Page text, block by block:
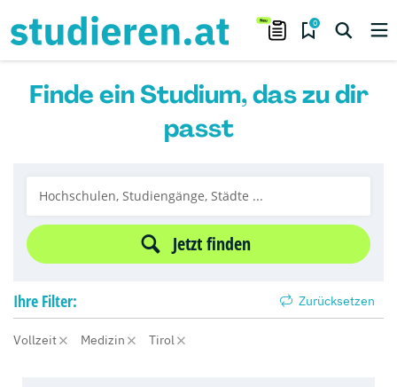
0
Finde ein Studium, das zu dir
passt
Jetzt finden
Ihre Filter: Zurücksetzen
Vollzeit Medizin Tirol